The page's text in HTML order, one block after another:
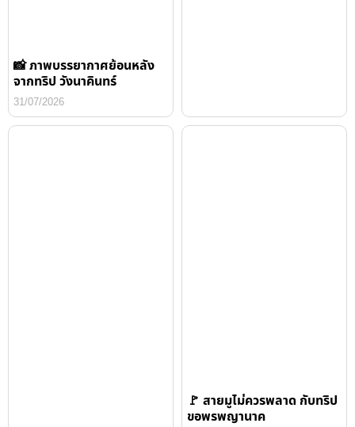
📸 ภาพบรรยากาศย้อนหลัง
จากทริป วังนาคินทร์
31/07/2026
🚩 สายมูไม่ควรพลาด กับทริป
ขอพรพญานาค